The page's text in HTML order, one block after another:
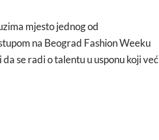
mjesto jednog od
na Beograd Fashion Weeku
se radi o talentu u usponu koji već